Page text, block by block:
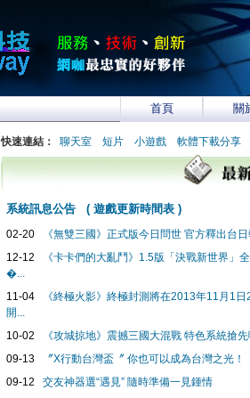
首頁 關
快速連結： 聊天室 短片 小遊戲 軟體下載分享
系統訊息公告 ( 遊戲更新時間表 )
02-20
《無雙三國》正式版今日問世 官方釋出台
12-12
《卡卡們的大亂鬥》1.5版「決戰新世界」
�...
11-04
《終極火影》終極封測將在2013年11月1
開...
10-02
《攻城掠地》震撼三國大混戰 特色系統搶
09-13
〞X行動台灣盃〞 你也可以成為台灣之光！
09-12 交友神器選“遇見” 隨時準備一見鍾情